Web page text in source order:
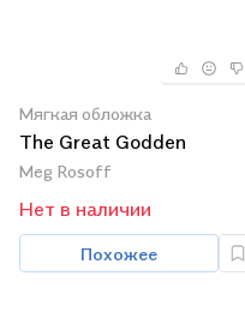
Мягкая обложка
The Great Godden
Meg Rosoff
Нет в наличии
Похожее